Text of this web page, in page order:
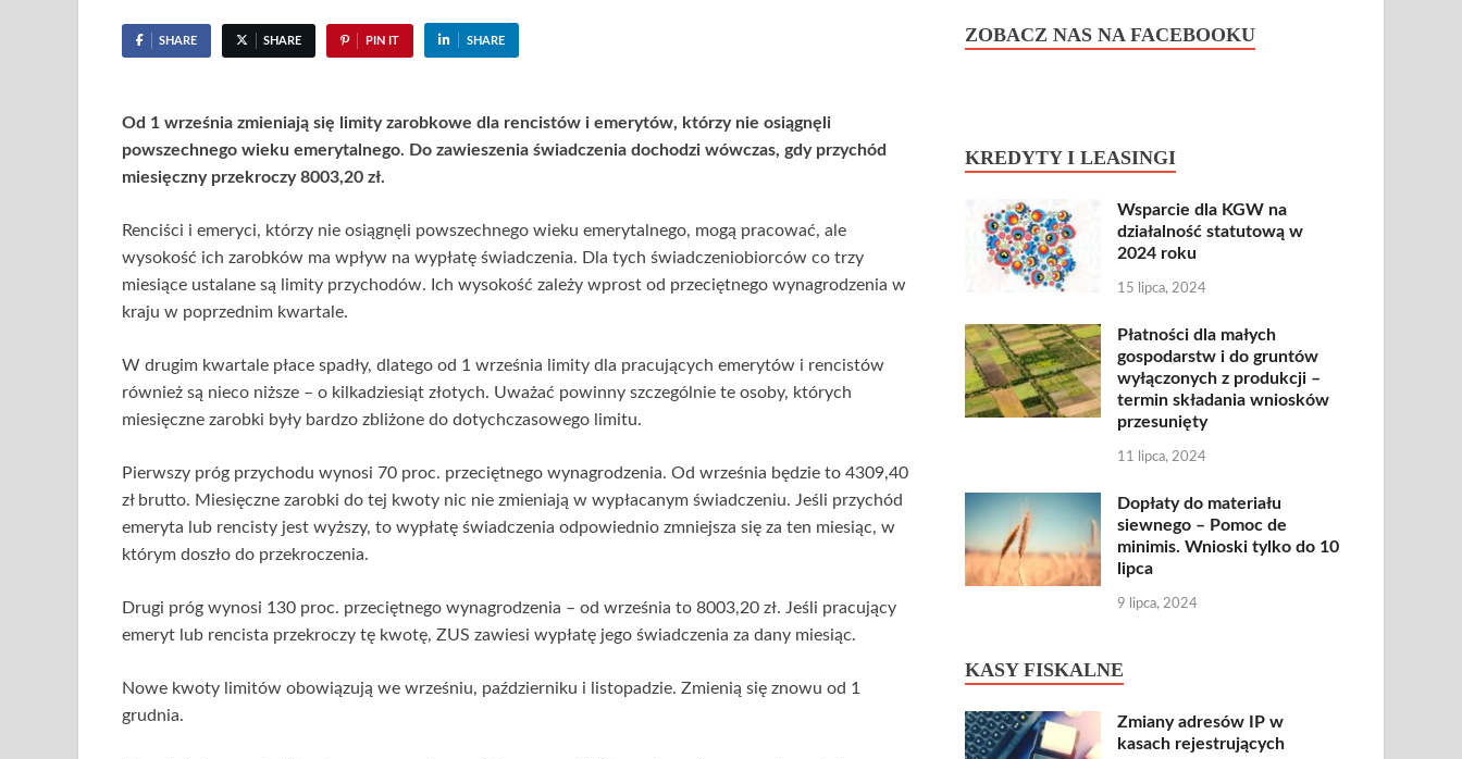
SHARE SHARE PIN IT SHARE
Od 1 września zmieniają się limity zarobkowe dla rencistów i emerytów, którzy nie osiągnęli
powszechnego wieku emerytalnego. Do zawieszenia świadczenia dochodzi wówczas, gdy przychód
miesięczny przekroczy 8003,20 zł.
Renciści i emeryci, którzy nie osiągnęli powszechnego wieku emerytalnego, mogą pracować, ale
wysokość ich zarobków ma wpływ na wypłatę świadczenia. Dla tych świadczeniobiorców co trzy
miesiące ustalane są limity przychodów. Ich wysokość zależy wprost od przeciętnego wynagrodzenia w
kraju w poprzednim kwartale.
W drugim kwartale płace spadły, dlatego od 1 września limity dla pracujących emerytów i rencistów
również są nieco niższe – o kilkadziesiąt złotych. Uważać powinny szczególnie te osoby, których
miesięczne zarobki były bardzo zbliżone do dotychczasowego limitu.
Pierwszy próg przychodu wynosi 70 proc. przeciętnego wynagrodzenia. Od września będzie to 4309,40
zł brutto. Miesięczne zarobki do tej kwoty nic nie zmieniają w wypłacanym świadczeniu. Jeśli przychód
emeryta lub rencisty jest wyższy, to wypłatę świadczenia odpowiednio zmniejsza się za ten miesiąc, w
którym doszło do przekroczenia.
Drugi próg wynosi 130 proc. przeciętnego wynagrodzenia – od września to 8003,20 zł. Jeśli pracujący
emeryt lub rencista przekroczy tę kwotę, ZUS zawiesi wypłatę jego świadczenia za dany miesiąc.
Nowe kwoty limitów obowiązują we wrześniu, październiku i listopadzie. Zmienią się znowu od 1
grudnia.
ZOBACZ NAS NA FACEBOOKU
KREDYTY I LEASINGI
Wsparcie dla KGW na
działalność statutową w
2024 roku
15 lipca, 2024
Płatności dla małych
gospodarstw i do gruntów
wyłączonych z produkcji –
termin składania wniosków
przesunięty
11 lipca, 2024
Dopłaty do materiału
siewnego – Pomoc de
minimis. Wnioski tylko do 10
lipca
9 lipca, 2024
KASY FISKALNE
Zmiany adresów IP w
kasach rejestrujących